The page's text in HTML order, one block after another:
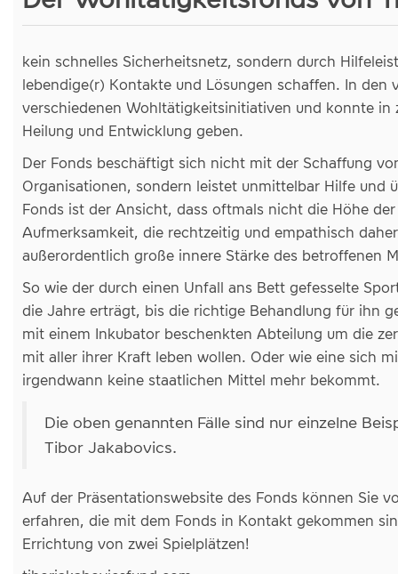
kein schnelles Sicherheitsnetz, sondern durch
lebendige(r) Kontakte und Lösungen schaffen. In den
verschiedenen Wohltätigkeitsinitiativen und konnte
Heilung und Entwicklung geben.
Der Fonds beschäftigt sich nicht mit der Schaffung
Organisationen, sondern leistet unmittelbar Hilfe und
Fonds ist der Ansicht, dass oftmals nicht die Höhe
Aufmerksamkeit, die rechtzeitig und empathisch
außerordentlich große innere Stärke des betroffenen
So wie der durch einen Unfall ans Bett gefesselte
die Jahre erträgt, bis die richtige Behandlung für ihn
mit einem Inkubator beschenkten Abteilung um die
mit aller ihrer Kraft leben wollen. Oder wie eine sich
irgendwann keine staatlichen Mittel mehr bekommt.
Die oben genannten Fälle sind nur einzelne
Tibor Jakabovics.
Auf der Präsentationswebsite des Fonds können Sie
erfahren, die mit dem Fonds in Kontakt gekommen
Errichtung von zwei Spielplätzen!